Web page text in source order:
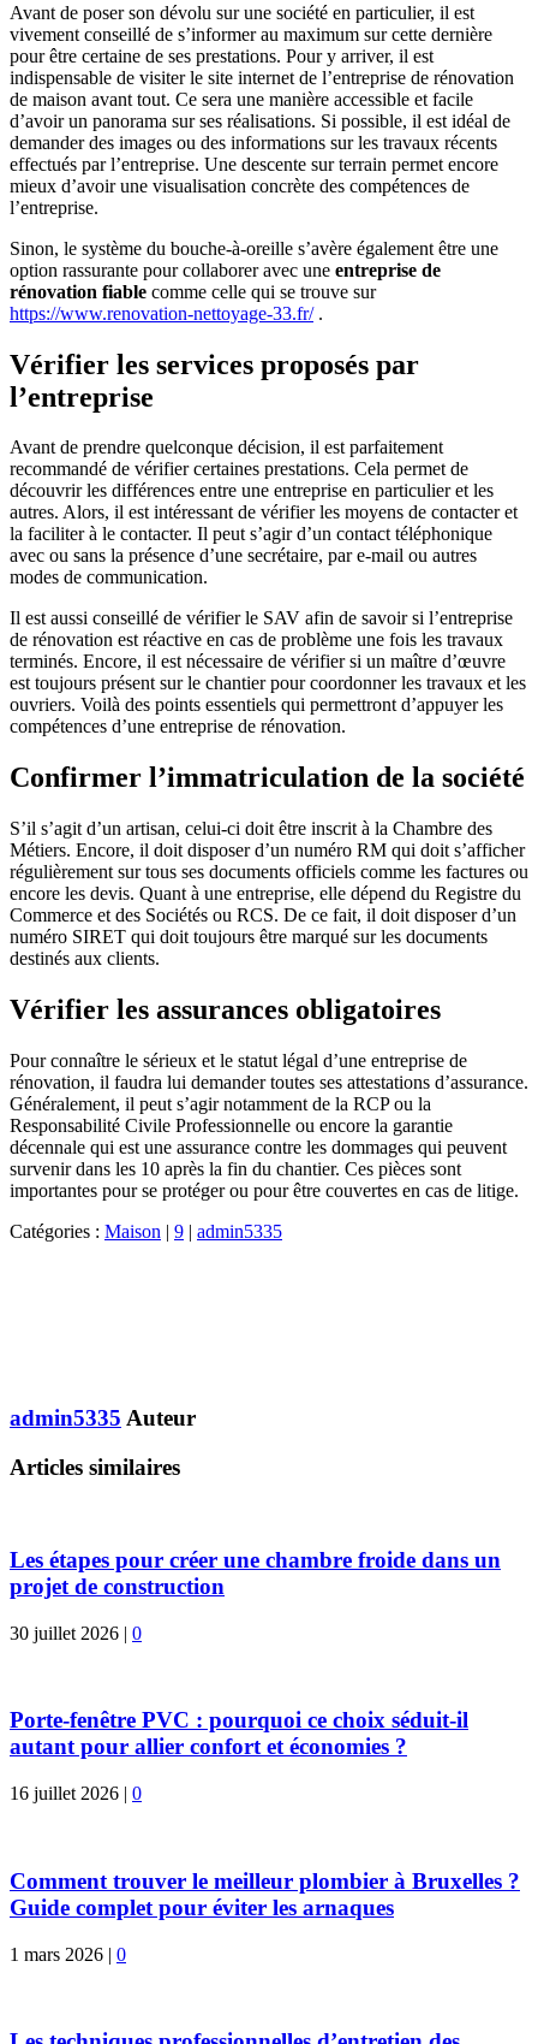
Avant de poser son dévolu sur une société en particulier, il est
vivement conseillé de s’informer au maximum sur cette dernière
pour être certaine de ses prestations. Pour y arriver, il est
indispensable de visiter le site internet de l’entreprise de rénovation
de maison avant tout. Ce sera une manière accessible et facile
d’avoir un panorama sur ses réalisations. Si possible, il est idéal de
demander des images ou des informations sur les travaux récents
effectués par l’entreprise. Une descente sur terrain permet encore
mieux d’avoir une visualisation concrète des compétences de
l’entreprise.
Sinon, le système du bouche-à-oreille s’avère également être une
option rassurante pour collaborer avec une entreprise de
rénovation fiable comme celle qui se trouve sur
https://www.renovation-nettoyage-33.fr/.
Vérifier les services proposés par
l’entreprise
Avant de prendre quelconque décision, il est parfaitement
recommandé de vérifier certaines prestations. Cela permet de
découvrir les différences entre une entreprise en particulier et les
autres. Alors, il est intéressant de vérifier les moyens de contacter et
la faciliter à le contacter. Il peut s’agir d’un contact téléphonique
avec ou sans la présence d’une secrétaire, par e-mail ou autres
modes de communication.
Il est aussi conseillé de vérifier le SAV afin de savoir si l’entreprise
de rénovation est réactive en cas de problème une fois les travaux
terminés. Encore, il est nécessaire de vérifier si un maître d’œuvre
est toujours présent sur le chantier pour coordonner les travaux et les
ouvriers. Voilà des points essentiels qui permettront d’appuyer les
compétences d’une entreprise de rénovation.
Confirmer l’immatriculation de la société
S’il s’agit d’un artisan, celui-ci doit être inscrit à la Chambre des
Métiers. Encore, il doit disposer d’un numéro RM qui doit s’afficher
régulièrement sur tous ses documents officiels comme les factures ou
encore les devis. Quant à une entreprise, elle dépend du Registre du
Commerce et des Sociétés ou RCS. De ce fait, il doit disposer d’un
numéro SIRET qui doit toujours être marqué sur les documents
destinés aux clients.
Vérifier les assurances obligatoires
Pour connaître le sérieux et le statut légal d’une entreprise de
rénovation, il faudra lui demander toutes ses attestations d’assurance.
Généralement, il peut s’agir notamment de la RCP ou la
Responsabilité Civile Professionnelle ou encore la garantie
décennale qui est une assurance contre les dommages qui peuvent
survenir dans les 10 après la fin du chantier. Ces pièces sont
importantes pour se protéger ou pour être couvertes en cas de litige.
Catégories : Maison | 9 | admin5335
admin5335 Auteur
Articles similaires
Les étapes pour créer une chambre froide dans un
projet de construction
30 juillet 2026 | 0
Porte-fenêtre PVC : pourquoi ce choix séduit-il
autant pour allier confort et économies ?
16 juillet 2026 | 0
Comment trouver le meilleur plombier à Bruxelles ?
Guide complet pour éviter les arnaques
1 mars 2026 | 0